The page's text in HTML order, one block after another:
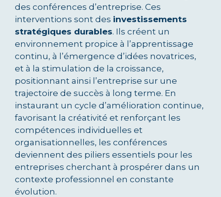
des conférences d’entreprise. Ces
interventions sont des investissements
stratégiques durables. Ils créent un
environnement propice à l’apprentissage
continu, à l’émergence d’idées novatrices,
et à la stimulation de la croissance,
positionnant ainsi l’entreprise sur une
trajectoire de succès à long terme. En
instaurant un cycle d’amélioration continue,
favorisant la créativité et renforçant les
compétences individuelles et
organisationnelles, les conférences
deviennent des piliers essentiels pour les
entreprises cherchant à prospérer dans un
contexte professionnel en constante
évolution.